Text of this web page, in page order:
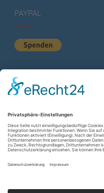
PAYPAL
KURZSTATISTIK
Total Views:614.891
Besucher gesamt:225.085
Gesamt Beiträge: